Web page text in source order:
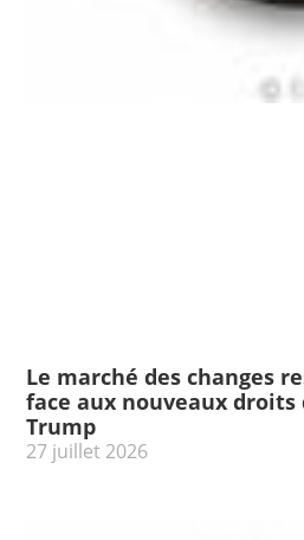
Le marché des changes
face aux nouveaux droits
Trump
27 juillet 2026